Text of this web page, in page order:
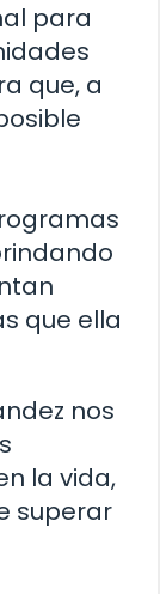
para
que, a
que ella
nos
la vida,
superar